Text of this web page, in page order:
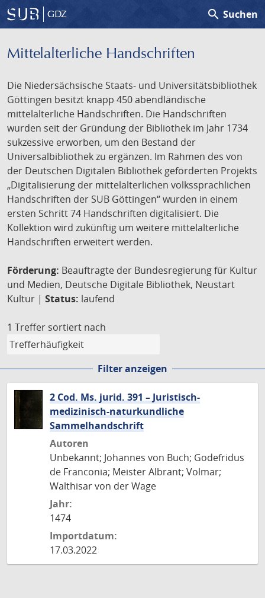
GDZ search Suchen
Mittelalterliche Handschriften
Die Niedersächsische Staats- und Universitätsbibliothek
Göttingen besitzt knapp 450 abendländische
mittelalterliche Handschriften. Die Handschriften
wurden seit der Gründung der Bibliothek im Jahr 1734
sukzessive erworben, um den Bestand der
Universalbibliothek zu ergänzen. Im Rahmen des von
der Deutschen Digitalen Bibliothek geförderten Projekts
„Digitalisierung der mittelalterlichen volkssprachlichen
Handschriften der SUB Göttingen“ wurden in einem
ersten Schritt 74 Handschriften digitalisiert. Die
Kollektion wird zukünftig um weitere mittelalterliche
Handschriften erweitert werden.
Förderung: Beauftragte der Bundesregierung für Kultur
und Medien, Deutsche Digitale Bibliothek, Neustart
Kultur | Status: laufend
1 Treffer sortiert nach
Filter anzeigen
2 Cod. Ms. jurid. 391 – Juristisch-
medizinisch-naturkundliche
Sammelhandschrift
Autoren
Unbekannt; Johannes von Buch; Godefridus
de Franconia; Meister Albrant; Volmar;
Walthisar von der Wage
Jahr:
1474
Importdatum:
17.03.2022